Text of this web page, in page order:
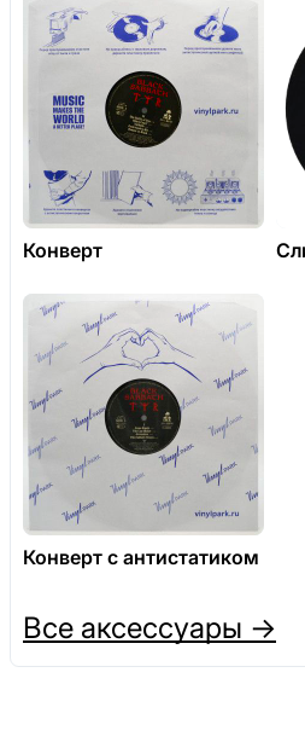
Конверт
Конверт с антистатиком
Все аксессуары →